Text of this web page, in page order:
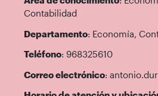
Contabilidad
Departamento: Economía,
Teléfono: 968325610
Correo electrónico: